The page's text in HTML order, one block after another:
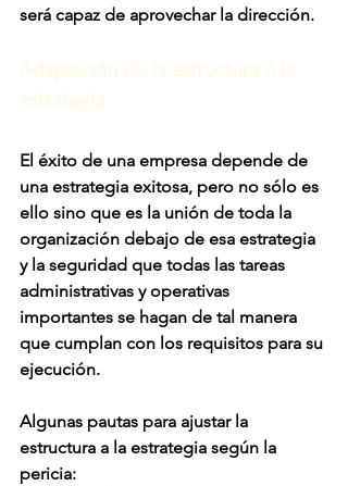
será capaz de aprovechar la dirección.
Adaptación de la estructura a la
estrategia
El éxito de una empresa depende de
una estrategia exitosa, pero no sólo es
ello sino que es la unión de toda la
organización debajo de esa estrategia
y la seguridad que todas las tareas
administrativas y operativas
importantes se hagan de tal manera
que cumplan con los requisitos para su
ejecución.
Algunas pautas para ajustar la
estructura a la estrategia según la
pericia: